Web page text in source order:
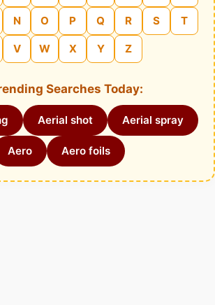
N O P Q R S T
V W X Y Z
Searches Today:
Aerial shot Aerial spray
Aero Aero foils